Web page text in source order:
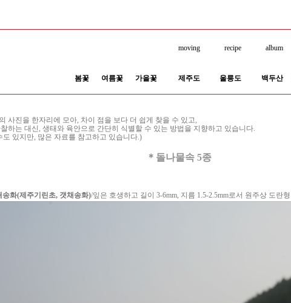
moving recipe album
봄꽃 여름꽃 가을꽃 제주도 울릉도 백두산
사진을 한자리에 모아, 차이 점을 보다 더 쉽게 찾을 수 있고,
하는 대신, 생태와 육안으로 간단히 식별할 수 있는 방법을 지향하고 있습니다.
있지만, 많은 자료를 참고하고 있습니다.)
＊돌나물속 5종
송화(제주기린초, 갯채송화)/잎은 호생하고 길이 3-6mm, 지름 1.5-2.5mm로서 원주상 도란